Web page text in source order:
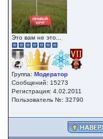
Это вам не это...
Группа:Модератор
Сообщений: 15273
Регистрация: 4.02.2011
Пользователь №: 32790